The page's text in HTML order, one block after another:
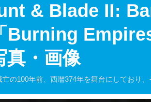
& Blade II:
Burning
真・画像
の100年前、西暦374年を舞台にしており